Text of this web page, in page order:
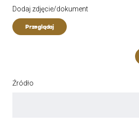
Dodaj zdjęcie/dokument
Przeglądaj
Źródło